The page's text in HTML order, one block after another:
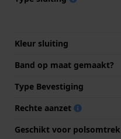
Kleur sluiting
Band op maat gemaakt?
Type Bevestiging
Rechte aanzet
Geschikt voor polsomtrek